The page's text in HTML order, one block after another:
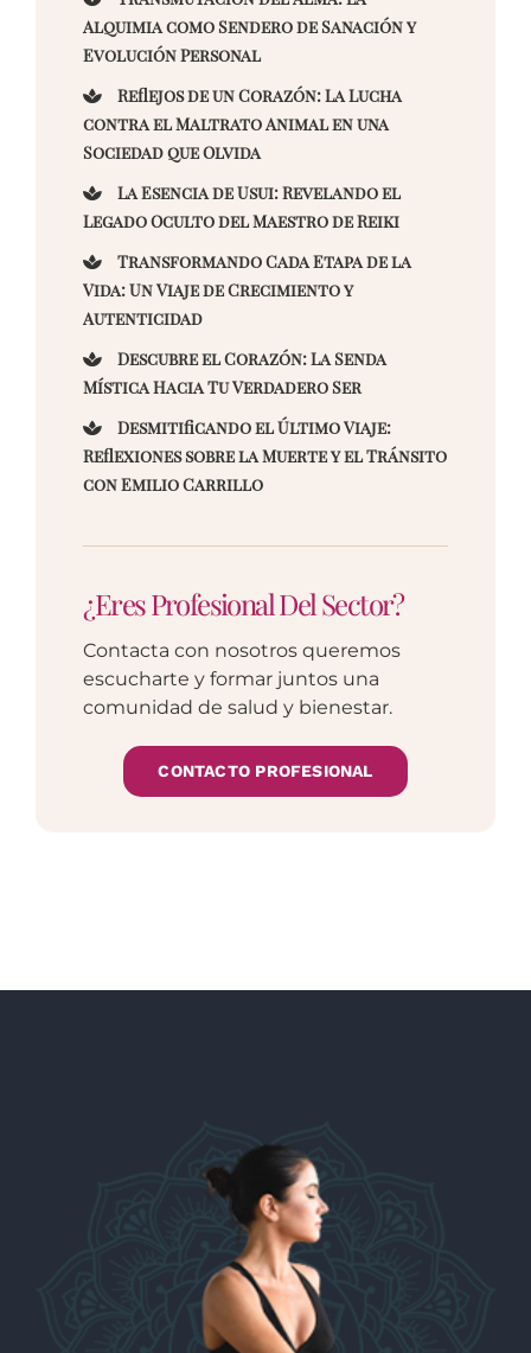
Alquimia como Sendero de Sanación y
Evolución Personal
Reflejos de un Corazón: La Lucha
contra el Maltrato Animal en una
Sociedad que Olvida
La Esencia de Usui: Revelando el
Legado Oculto del Maestro de Reiki
Transformando Cada Etapa de la
Vida: Un Viaje de Crecimiento y
Autenticidad
Descubre el Corazón: La Senda
Mística Hacia Tu Verdadero Ser
Desmitificando el Último Viaje:
Reflexiones sobre la Muerte y el Tránsito
con Emilio Carrillo
¿Eres Profesional Del Sector?
Contacta con nosotros queremos
escucharte y formar juntos una
comunidad de salud y bienestar.
CONTACTO PROFESIONAL